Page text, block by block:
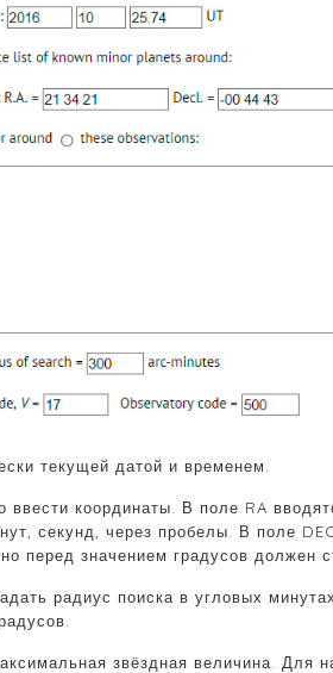
текущей датой и временем.
координаты. В поле RA
секунд, через пробелы. В поле
перед значением градусов должен
радиус поиска в угловых
звёздная величина. Для